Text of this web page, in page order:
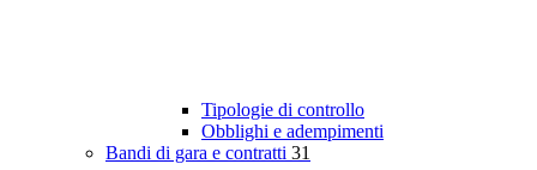
Tipologie di controllo
Obblighi e adempimenti
Bandi di gara e contratti 31